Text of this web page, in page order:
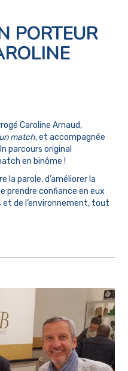
PORTEUR
Caroline Arnaud,
match,et accompagnée
parcours original
en binôme !
la parole, d’améliorer la
prendre confiance en eux
et de l’environnement, tout